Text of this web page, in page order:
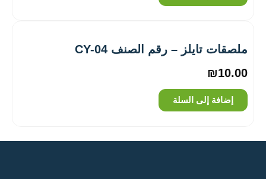
ملصقات تايلز – رقم الصنف CY-04
₪10.00
إضافة إلى السلة